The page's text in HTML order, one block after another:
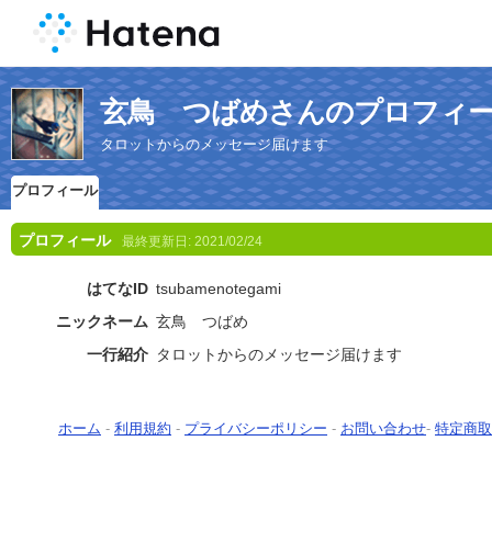
玄鳥 つばめさんのプロフィ
タロットからのメッセージ届けます
プロフィール
プロフィール 最終更新日: 2021/02/24
はてなID tsubamenotegami
ニックネーム 玄鳥 つばめ
一行紹介 タロットからのメッセージ届けます
ホーム - 利用規約 - プライバシーポリシー - お問い合わせ- 特定商